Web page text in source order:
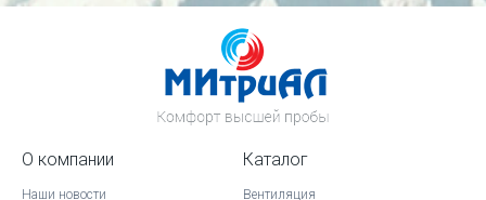
О компании
Наши новости
Каталог
Вентиляция